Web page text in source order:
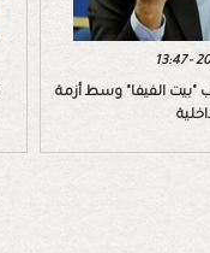
"بيت الفيفا" وسط أزمة